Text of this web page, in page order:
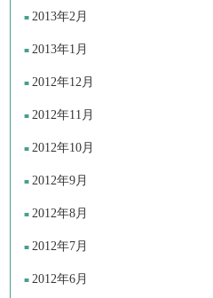
2013年2月
2013年1月
2012年12月
2012年11月
2012年10月
2012年9月
2012年8月
2012年7月
2012年6月